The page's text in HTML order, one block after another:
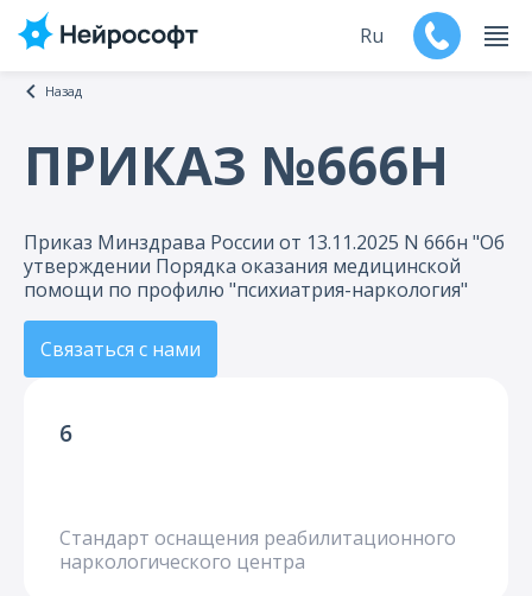
Продукты
Поддержка
О компании
Ru
Назад
ПРИКАЗ №666Н
Приказ Минздрава России от 13.11.2025 N 666н "Об
утверждении Порядка оказания медицинской
помощи по профилю "психиатрия-наркология"
Связаться с нами
6
Стандарт оснащения реабилитационного
наркологического центра